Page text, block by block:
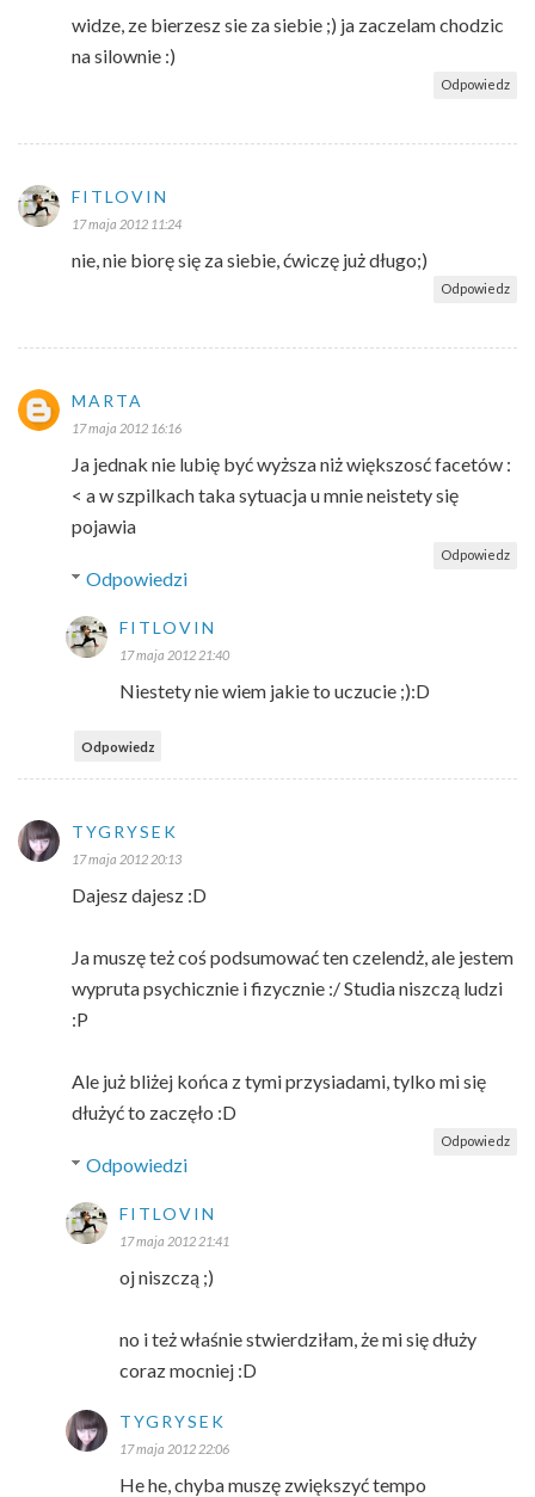
widze, ze bierzesz sie za siebie ;) ja zaczelam chodzic
na silownie :)
Odpowiedz
FITLOVIN
17 maja 2012 11:24
nie, nie biorę się za siebie, ćwiczę już długo;)
Odpowiedz
MARTA
17 maja 2012 16:16
Ja jednak nie lubię być wyższa niż większosć facetów :
< a w szpilkach taka sytuacja u mnie neistety się
pojawia
Odpowiedz
Odpowiedzi
FITLOVIN
17 maja 2012 21:40
Niestety nie wiem jakie to uczucie ;):D
Odpowiedz
TYGRYSEK
17 maja 2012 20:13
Dajesz dajesz :D
Ja muszę też coś podsumować ten czelendż, ale jestem
wypruta psychicznie i fizycznie :/ Studia niszczą ludzi
:P
Ale już bliżej końca z tymi przysiadami, tylko mi się
dłużyć to zaczęło :D
Odpowiedz
Odpowiedzi
FITLOVIN
17 maja 2012 21:41
oj niszczą ;)
no i też właśnie stwierdziłam, że mi się dłuży
coraz mocniej :D
TYGRYSEK
17 maja 2012 22:06
He he, chyba muszę zwiększyć tempo